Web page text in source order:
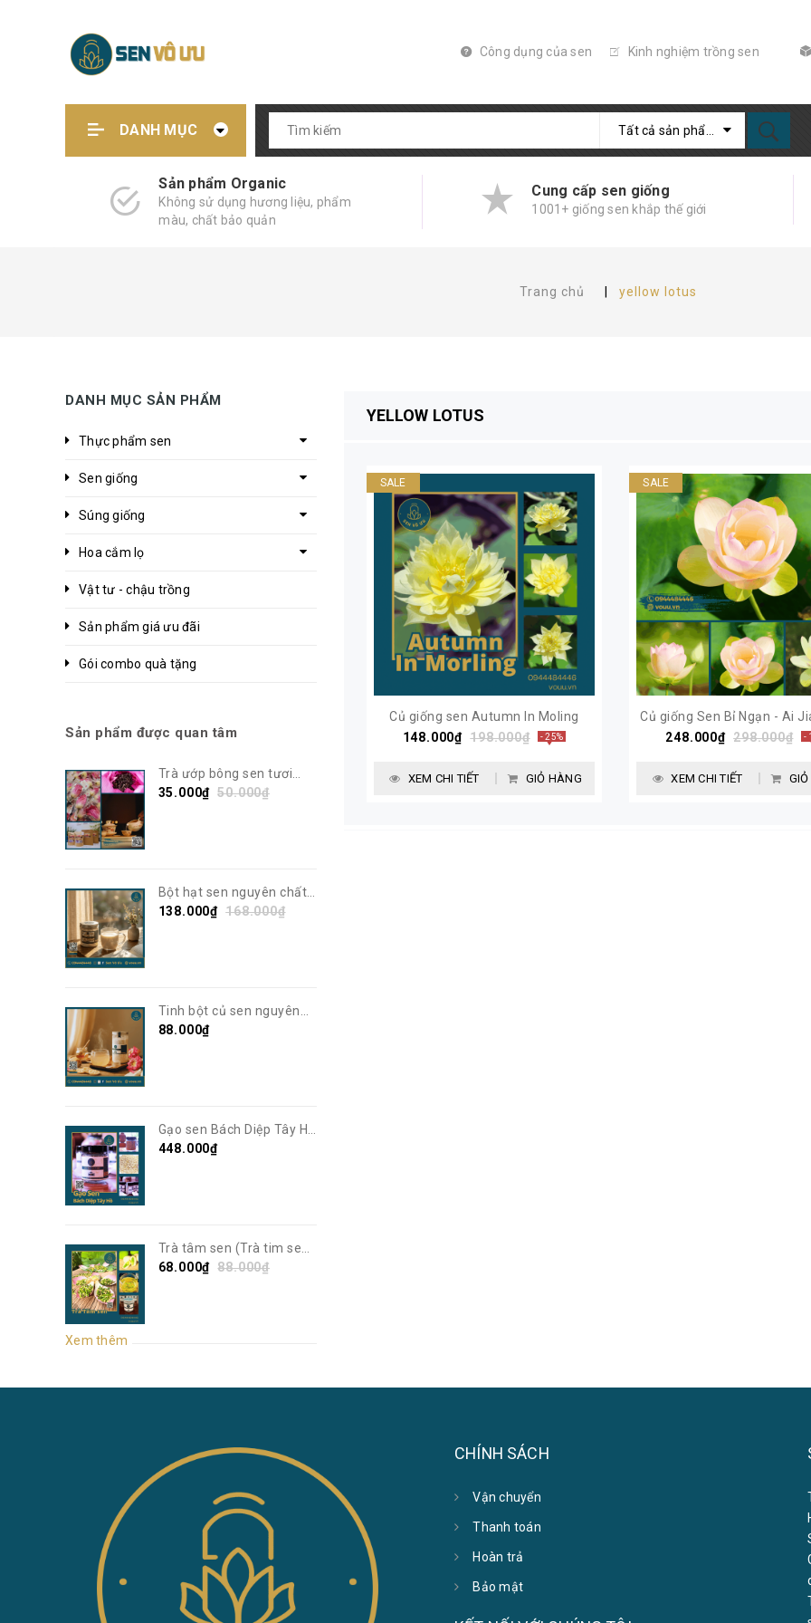
Công dụng của sen Kinh nghiệm trồng sen
DANH MỤC
Sản phẩm Organic
Không sử dụng hương liệu, phẩm
màu, chất bảo quản
Cung cấp sen giống
1001+ giống sen khắp thế giới
Trang chủ yellow lotus
YELLOW LOTUS
SALE
Củ giống sen Autumn In Moling
Lotus | Sen Vô Ưu
148.000₫ 198.000₫ - 25%
XEM CHI TIẾT GIỎ HÀNG
SALE
Củ giống Sen Bỉ Ngạn - Ai
lotus | Sen Vô Ưu
248.000₫ 298.000₫ -
XEM CHI TIẾT
DANH MỤC SẢN PHẨM
Thực phẩm sen
Sen giống
Súng giống
Hoa cắm lọ
Vật tư - chậu trồng
Sản phẩm giá ưu đãi
Gói combo quà tặng
Sản phẩm được quan tâm
Trà ướp bông sen tươi
Bách Diệp Tây Hồ | Sen Vô
35.000₫ 50.000₫
Bột hạt sen nguyên chất |
Thơm ngon, giàu dinh
138.000₫ 168.000₫
Tinh bột củ sen nguyên
chất | Sen Vô Ưu
88.000₫
Gạo sen Bách Diệp Tây Hồ
sấy khô | Sen Vô Ưu
448.000₫
Trà tâm sen (Trà tim sen)
| Sen Vô Ưu
68.000₫ 88.000₫
Xem thêm
CHÍNH SÁCH
Vận chuyển
Thanh toán
Hoàn trả
Bảo mật